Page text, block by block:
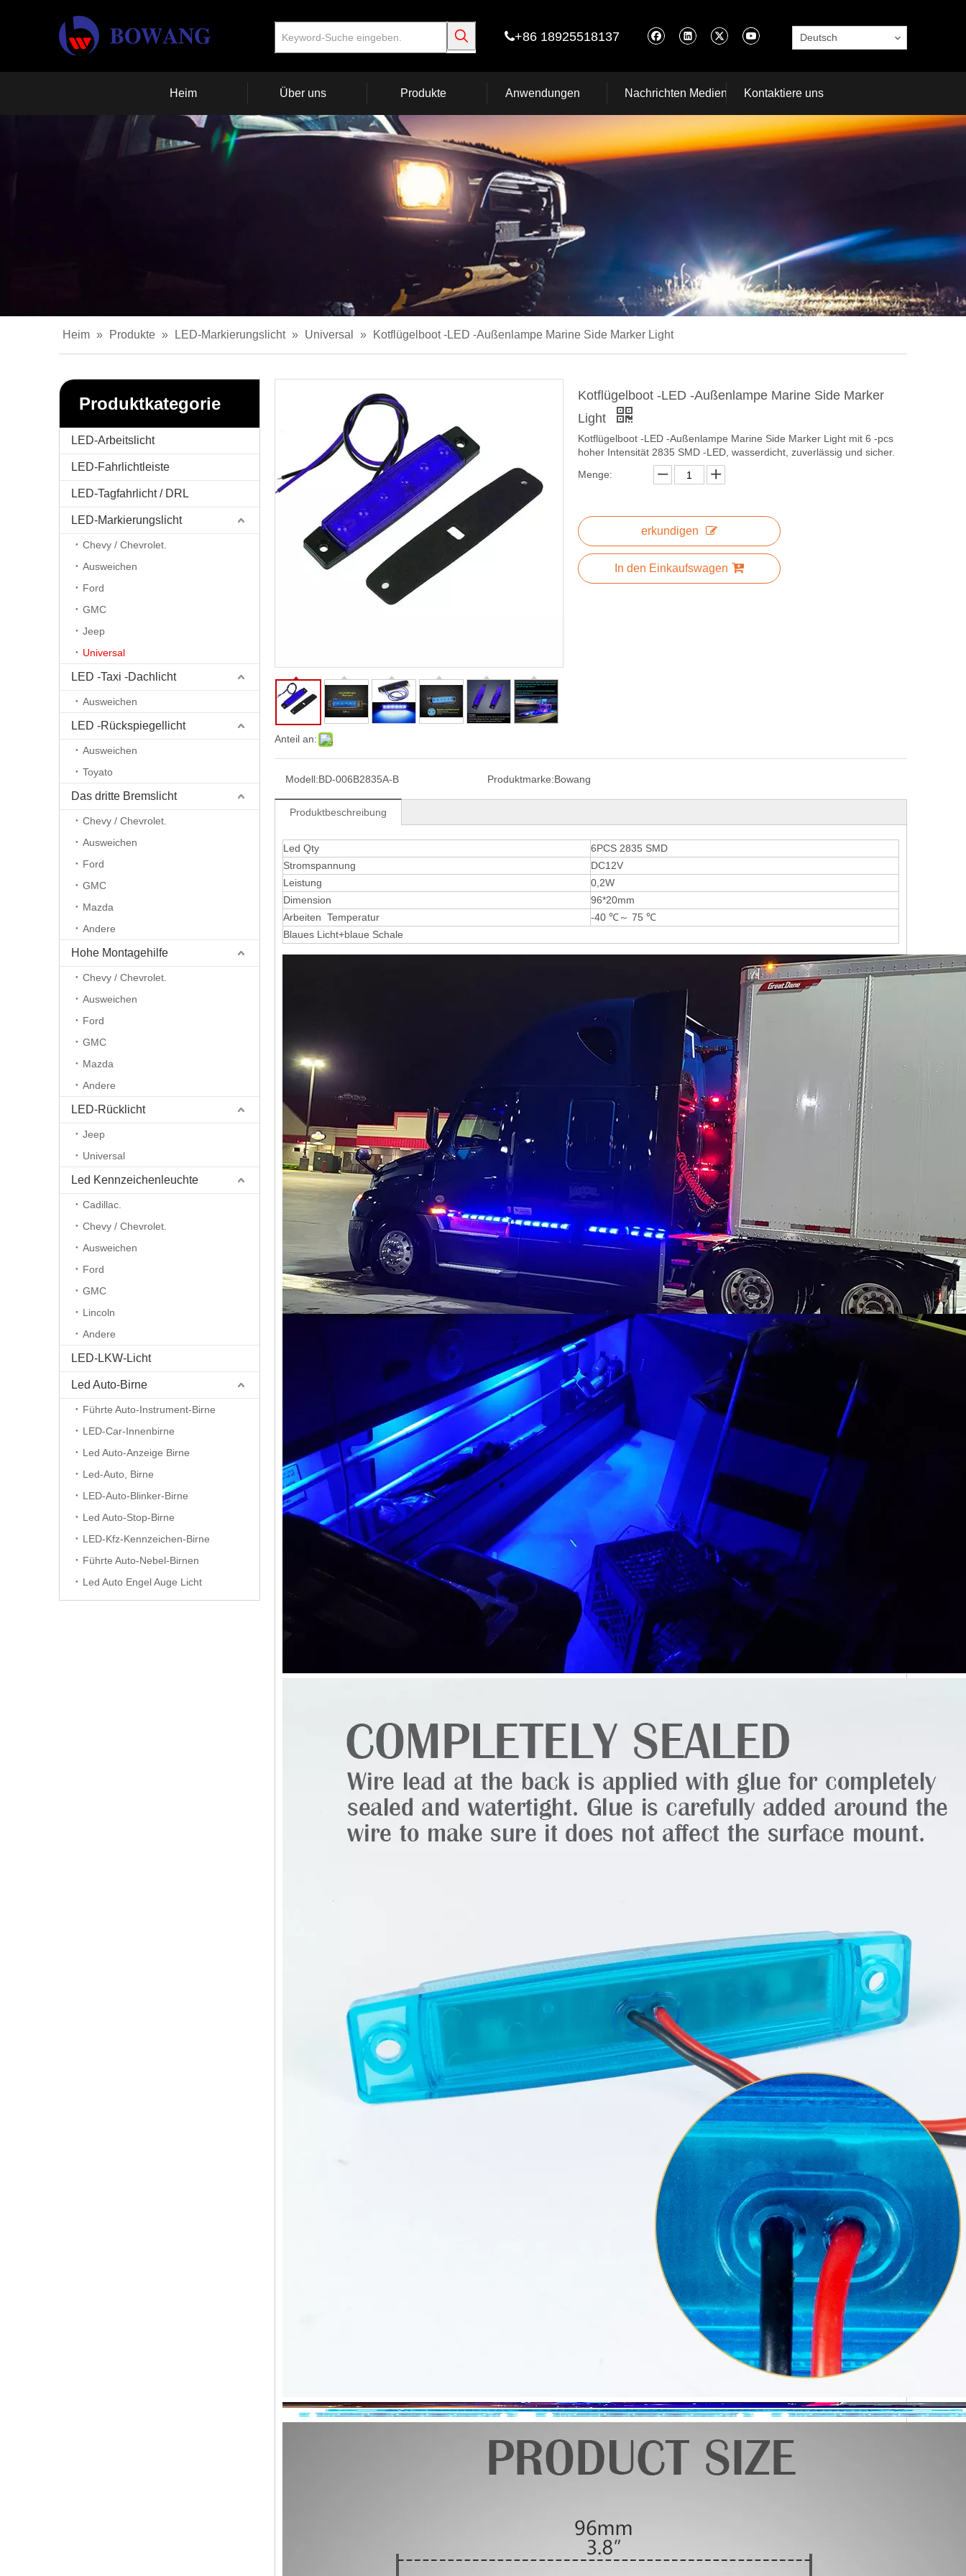
+86 18925518137 Deutsch
Heim Über uns Produkte Anwendungen Nachrichten Medien Kontaktiere uns
Heim » Produkte » LED-Markierungslicht » Universal » Kotflügelboot -LED -Außenlampe Marine Side Marker Light
Produktkategorie
LED-Arbeitslicht
LED-Fahrlichtleiste
LED-Tagfahrlicht / DRL
LED-Markierungslicht
Chevy / Chevrolet.
Ausweichen
Ford
GMC
Jeep
Universal
LED -Taxi -Dachlicht
Ausweichen
LED -Rückspiegellicht
Ausweichen
Toyato
Das dritte Bremslicht
Chevy / Chevrolet.
Ausweichen
Ford
GMC
Mazda
Andere
Hohe Montagehilfe
Chevy / Chevrolet.
Ausweichen
Ford
GMC
Mazda
Andere
LED-Rücklicht
Jeep
Universal
Led Kennzeichenleuchte
Cadillac.
Chevy / Chevrolet.
Ausweichen
Ford
GMC
Lincoln
Andere
LED-LKW-Licht
Led Auto-Birne
Führte Auto-Instrument-Birne
LED-Car-Innenbirne
Led Auto-Anzeige Birne
Led-Auto, Birne
LED-Auto-Blinker-Birne
Led Auto-Stop-Birne
LED-Kfz-Kennzeichen-Birne
Führte Auto-Nebel-Birnen
Led Auto Engel Auge Licht
Anteil an:
Kotflügelboot -LED -Außenlampe Marine Side Marker
Light
Kotflügelboot -LED -Außenlampe Marine Side Marker Light mit 6 -pcs
hoher Intensität 2835 SMD -LED, wasserdicht, zuverlässig und sicher.
Menge:
erkundigen
In den Einkaufswagen
Modell:BD-006B2835A-B Produktmarke:Bowang
Produktbeschreibung
Led Qty
6PCS 2835 SMD
Stromspannung
DC12V
Leistung
0,2W
Dimension
96*20mm
Arbeiten Temperatur
-40 ℃～ 75 ℃
Blaues Licht+blaue Schale